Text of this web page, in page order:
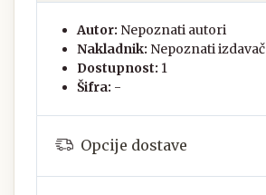
Autor: Nepoznati autori
Nakladnik: Nepoznati izdavač
Dostupnost: 1
Šifra: -
Opcije dostave